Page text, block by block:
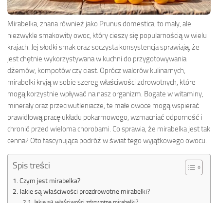
Mirabelka, znana również jako Prunus domestica, to mały, ale
niezwykle smakowity owoc, który cieszy się popularnością w wielu
krajach. Jej słodki smak oraz soczysta konsystencja sprawiają, że
jest chętnie wykorzystywana w kuchni do przygotowywania
dżemów, kompotów czy ciast. Oprócz walorów kulinarnych,
mirabelki kryją w sobie szereg właściwości zdrowotnych, które
mogą korzystnie wpływać na nasz organizm. Bogate w witaminy,
minerały oraz przeciwutleniacze, te małe owoce mogą wspierać
prawidłową pracę układu pokarmowego, wzmacniać odporność i
chronić przed wieloma chorobami. Co sprawia, że mirabelka jest tak
cenna? Oto fascynująca podróż w świat tego wyjątkowego owocu.
Spis treści
Czym jest mirabelka?
Jakie są właściwości prozdrowotne mirabelki?